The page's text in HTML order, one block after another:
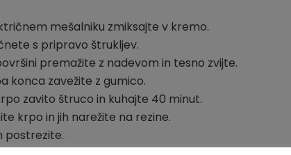
mešalniku zmiksajte v kremo.
s pripravo štrukljev.
premažite z nadevom in tesno zvijte.
konca zavežite z gumico.
zavito štruco in kuhajte 40 minut.
krpo in jih narežite na rezine.
postrezite.